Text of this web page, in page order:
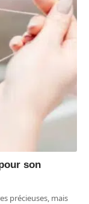
son
précieuses, mais